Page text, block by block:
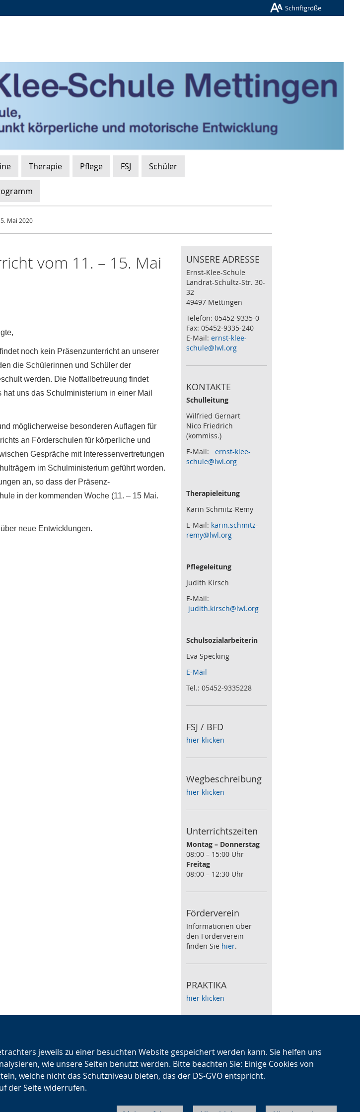
jeweils zu einer besuchten Website gespeichert werden kann. Sie helfen uns
wie unsere Seiten benutzt werden. Bitte beachten Sie: Einige Cookies von
welche nicht das Schutzniveau bieten, das der DS-GVO entspricht.
der Seite widerrufen.
Schriftgröße
Therapie Pflege FSJ Schüler
Mai 2020
vom 11. – 15. Mai
noch kein Präsenzunterricht an unserer
die Schülerinnen und Schüler der
werden. Die Notfallbetreuung findet
uns das Schulministerium in einer Mail
möglicherweise besonderen Auflagen für
an Förderschulen für körperliche und
Gespräche mit Interessenvertretungen
im Schulministerium geführt worden.
an, so dass der Präsenz-
in der kommenden Woche (11. – 15 Mai.
neue Entwicklungen.
UNSERE ADRESSE
Ernst-Klee-Schule
Landrat-Schultz-Str. 30-
32
49497 Mettingen
Telefon: 05452-9335-0
Fax: 05452-9335-240
E-Mail:ernst-klee-
schule@lwl.org
KONTAKTE
Schulleitung
Wilfried Gernart
Nico Friedrich
(kommiss.)
E-Mail:ernst-klee-
schule@lwl.org
Therapieleitung
Karin Schmitz-Remy
E-Mail: karin.schmitz-
remy@lwl.org
Pflegeleitung
Judith Kirsch
E-Mail:
judith.kirsch@lwl.org
Schulsozialarbeiterin
Eva Specking
E-Mail
Tel.: 05452-9335228
FSJ / BFD
hier klicken
Wegbeschreibung
hier klicken
Unterrichtszeiten
Montag – Donnerstag
08:00 – 15:00 Uhr
Freitag
08:00 – 12:30 Uhr
Förderverein
Informationen über
den Förderverein
finden Sie hier.
PRAKTIKA
hier klicken
Zum wöchentlichen
Speiseplan klicken Sie
hier.